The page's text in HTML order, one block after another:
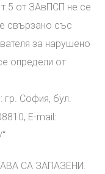
от ЗАвПСП не се
свързано със
за нарушено
определи от
гр. София, бул.
E-mail:
СА ЗАПАЗЕНИ.